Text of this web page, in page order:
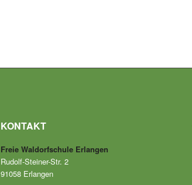
KONTAKT
Freie Waldorfschule Erlangen
Rudolf-Steiner-Str. 2
91058 Erlangen